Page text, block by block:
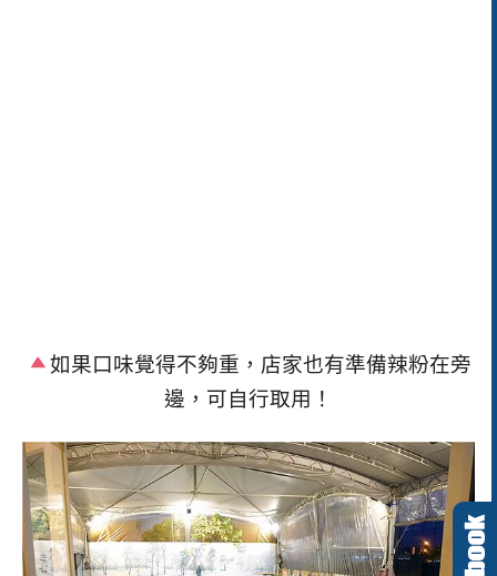
如果口味覺得不夠重，店家也有準備辣粉在旁
邊，可自行取用！